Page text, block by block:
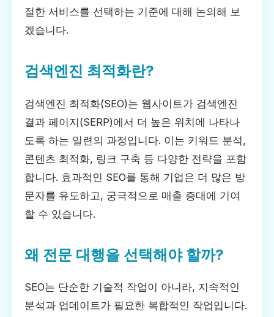
절한 서비스를 선택하는 기준에 대해 논의해 보
겠습니다.
검색엔진 최적화란?
검색엔진 최적화(SEO)는 웹사이트가 검색엔진
결과 페이지(SERP)에서 더 높은 위치에 나타나
도록 하는 일련의 과정입니다. 이는 키워드 분석,
콘텐츠 최적화, 링크 구축 등 다양한 전략을 포함
합니다. 효과적인 SEO를 통해 기업은 더 많은 방
문자를 유도하고, 궁극적으로 매출 증대에 기여
할 수 있습니다.
왜 전문 대행을 선택해야 할까?
SEO는 단순한 기술적 작업이 아니라, 지속적인
분석과 업데이트가 필요한 복합적인 작업입니다.